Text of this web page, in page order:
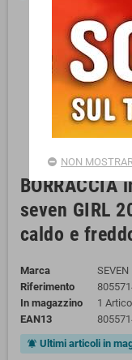
BORRACCIA
seven GIRL
caldo e
Marca
SEVEN
Riferimento
In magazzino
1
EAN13
notifications_active Ultimi articoli in
NON